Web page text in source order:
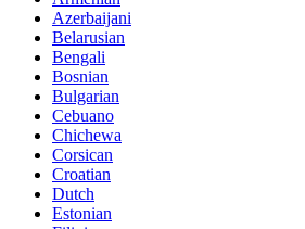
Azerbaijani
Belarusian
Bengali
Bosnian
Bulgarian
Cebuano
Chichewa
Corsican
Croatian
Dutch
Estonian